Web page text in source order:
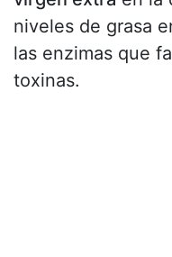
niveles de grasa
las enzimas que
toxinas.